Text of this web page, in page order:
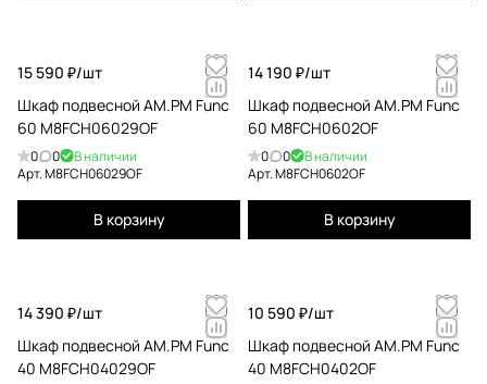
15 590 ₽/шт
Шкаф подвесной AM.PM Func
60 M8FCH06029OF
0 0
В наличии
Арт.M8FCH06029OF
В корзину
14 190 ₽/шт
Шкаф подвесной AM.PM Func
60 M8FCH0602OF
0 0
В наличии
Арт.M8FCH0602OF
В корзину
14 390 ₽/шт
Шкаф подвесной AM.PM Func
40 M8FCH04029OF
10 590 ₽/шт
Шкаф подвесной AM.PM Func
40 M8FCH0402OF